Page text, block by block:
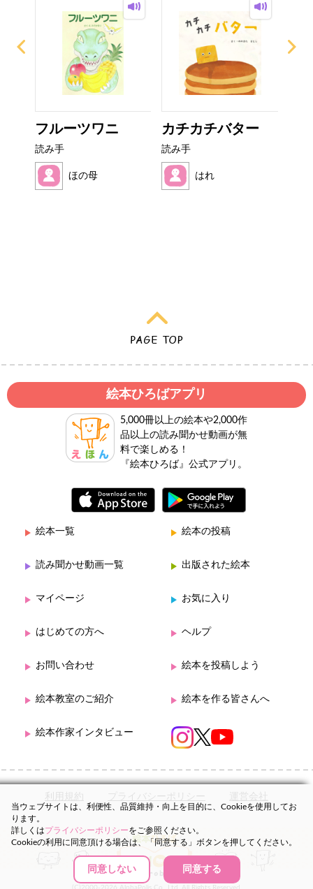
フルーツワニ
読み手
ほの母
カチカチバター
読み手
はれ
絵本ひろばアプリ
5,000冊以上の絵本や2,000作
品以上の読み聞かせ動画が無
料で楽しめる！
『絵本ひろば』公式アプリ。
絵本一覧 絵本の投稿
読み聞かせ動画一覧 出版された絵本
マイページ お気に入り
はじめての方へ ヘルプ
お問い合わせ 絵本を投稿しよう
絵本教室のご紹介 絵本を作る皆さんへ
絵本作家インタビュー
利用規約 プライバシーポリシー 運営会社
(C)2000-2026 AlphaPolis Co., Ltd. All Rights Reserved.
当ウェブサイトは、利便性、品質維持・向上を目的に、Cookieを使用してお
ります。
詳しくはプライバシーポリシーをご参照ください。
Cookieの利用に同意頂ける場合は、「同意する」ボタンを押してください。
同意しない 同意する